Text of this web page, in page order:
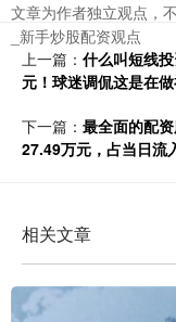
文章为作者独立观点，
_新手炒股配资观点
上一篇： 什么叫短线
元！球迷调侃这是在
下一篇： 最全面的配
27.49万元，占当日流
相关文章